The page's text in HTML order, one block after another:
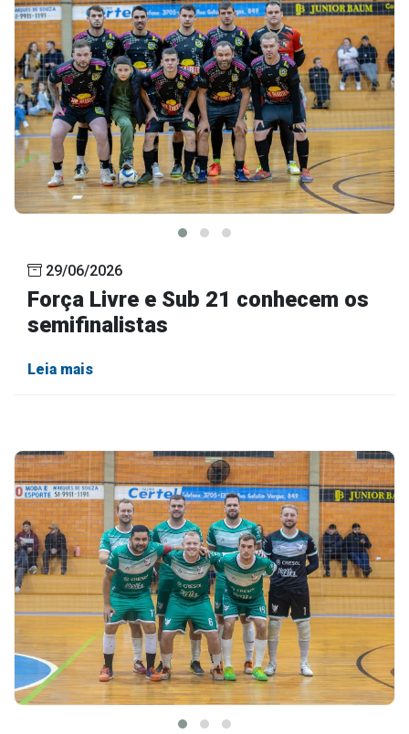
29/06/2026
Força Livre e Sub 21 conhecem os
semifinalistas
Leia mais